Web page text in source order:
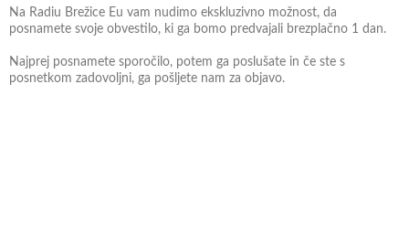
Na Radiu Brežice Eu vam nudimo ekskluzivno možnost, da
posnamete svoje obvestilo, ki ga bomo predvajali brezplačno 1 dan.
Najprej posnamete sporočilo, potem ga poslušate in če ste s
posnetkom zadovoljni, ga pošljete nam za objavo.